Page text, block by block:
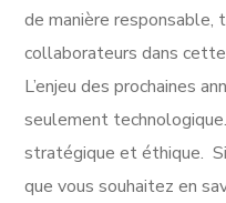
de manière responsable,
collaborateurs dans
L’enjeu des prochaines
seulement
stratégique et éthique.
que vous souhaitez en